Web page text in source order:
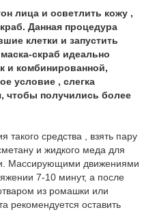
лица и осветлить кожу ,
Данная процедура
клетки и запустить
скраб идеально
и комбинированной,
условие , слегка
чтобы получились более
такого средства , взять пару
и жидкого меда для
Массирующими движениями
7-10 минут, а после
из ромашки или
рекомендуется оставить